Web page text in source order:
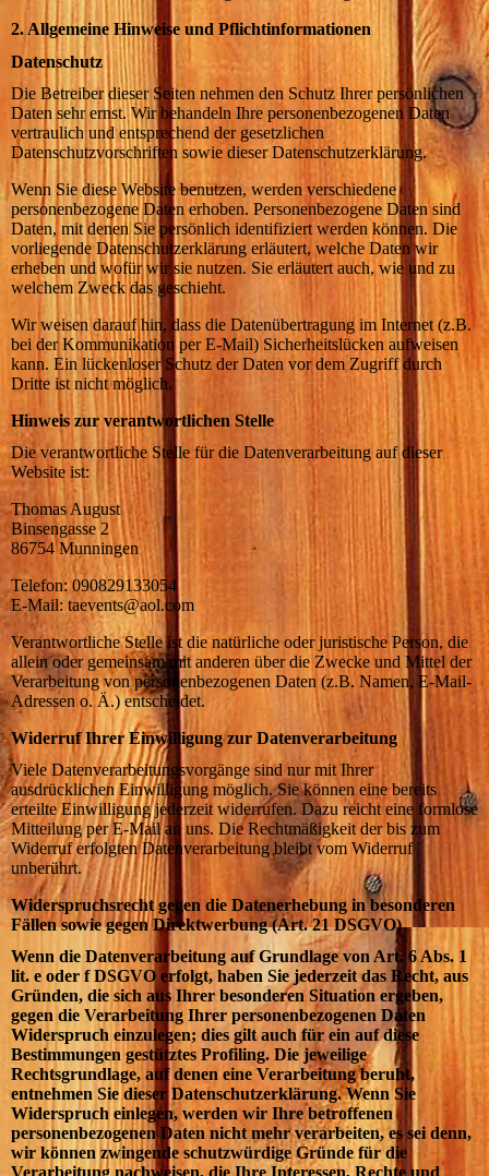
2. Allgemeine Hinweise und Pflichtinformationen
Datenschutz
Die Betreiber dieser Seiten nehmen den Schutz Ihrer persönlichen
Daten sehr ernst. Wir behandeln Ihre personenbezogenen Daten
vertraulich und entsprechend der gesetzlichen
Datenschutzvorschriften sowie dieser Datenschutzerklärung.
Wenn Sie diese Website benutzen, werden verschiedene
personenbezogene Daten erhoben. Personenbezogene Daten sind
Daten, mit denen Sie persönlich identifiziert werden können. Die
vorliegende Datenschutzerklärung erläutert, welche Daten wir
erheben und wofür wir sie nutzen. Sie erläutert auch, wie und zu
welchem Zweck das geschieht.
Wir weisen darauf hin, dass die Datenübertragung im Internet (z.B.
bei der Kommunikation per E-Mail) Sicherheitslücken aufweisen
kann. Ein lückenloser Schutz der Daten vor dem Zugriff durch
Dritte ist nicht möglich.
Hinweis zur verantwortlichen Stelle
Die verantwortliche Stelle für die Datenverarbeitung auf dieser
Website ist:
Thomas August
Binsengasse 2
86754 Munningen
Telefon: 090829133054
E-Mail: taevents@aol.com
Verantwortliche Stelle ist die natürliche oder juristische Person, die
allein oder gemeinsam mit anderen über die Zwecke und Mittel der
Verarbeitung von personenbezogenen Daten (z.B. Namen, E-Mail-
Adressen o. Ä.) entscheidet.
Widerruf Ihrer Einwilligung zur Datenverarbeitung
Viele Datenverarbeitungsvorgänge sind nur mit Ihrer
ausdrücklichen Einwilligung möglich. Sie können eine bereits
erteilte Einwilligung jederzeit widerrufen. Dazu reicht eine formlose
Mitteilung per E-Mail an uns. Die Rechtmäßigkeit der bis zum
Widerruf erfolgten Datenverarbeitung bleibt vom Widerruf
unberührt.
Widerspruchsrecht gegen die Datenerhebung in besonderen
Fällen sowie gegen Direktwerbung (Art. 21 DSGVO)
Wenn die Datenverarbeitung auf Grundlage von Art. 6 Abs. 1
lit. e oder f DSGVO erfolgt, haben Sie jederzeit das Recht, aus
Gründen, die sich aus Ihrer besonderen Situation ergeben,
gegen die Verarbeitung Ihrer personenbezogenen Daten
Widerspruch einzulegen; dies gilt auch für ein auf diese
Bestimmungen gestütztes Profiling. Die jeweilige
Rechtsgrundlage, auf denen eine Verarbeitung beruht,
entnehmen Sie dieser Datenschutzerklärung. Wenn Sie
Widerspruch einlegen, werden wir Ihre betroffenen
personenbezogenen Daten nicht mehr verarbeiten, es sei denn,
wir können zwingende schutzwürdige Gründe für die